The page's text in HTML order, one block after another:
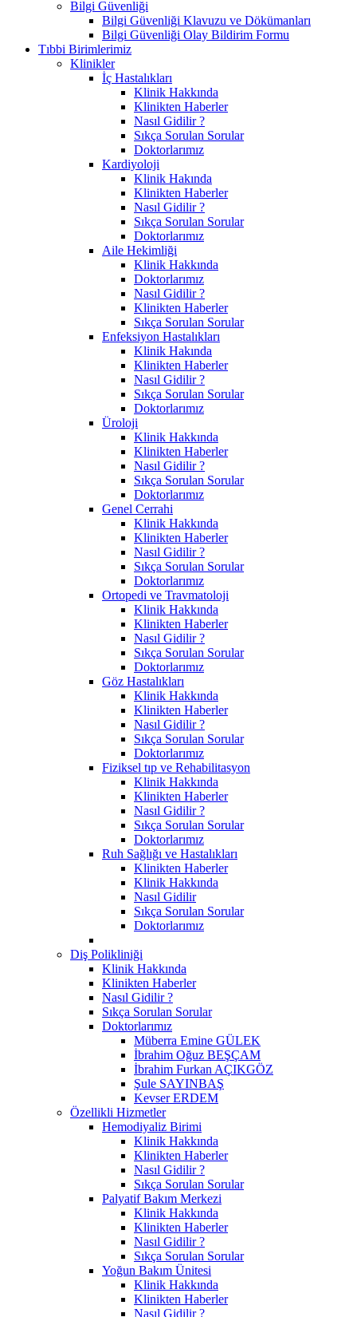
Bilgi Güvenliği
Bilgi Güvenliği Klavuzu ve Dökümanları
Bilgi Güvenliği Olay Bildirim Formu
Tıbbi Birimlerimiz
Klinikler
İç Hastalıkları
Klinik Hakkında
Klinikten Haberler
Nasıl Gidilir ?
Sıkça Sorulan Sorular
Doktorlarımız
Kardiyoloji
Klinik Hakında
Klinikten Haberler
Nasıl Gidilir ?
Sıkça Sorulan Sorular
Doktorlarımız
Aile Hekimliği
Klinik Hakkında
Doktorlarımız
Nasıl Gidilir ?
Klinikten Haberler
Sıkça Sorulan Sorular
Enfeksiyon Hastalıkları
Klinik Hakında
Klinikten Haberler
Nasıl Gidilir ?
Sıkça Sorulan Sorular
Doktorlarımız
Üroloji
Klinik Hakkında
Klinikten Haberler
Nasıl Gidilir ?
Sıkça Sorulan Sorular
Doktorlarımız
Genel Cerrahi
Klinik Hakkında
Klinikten Haberler
Nasıl Gidilir ?
Sıkça Sorulan Sorular
Doktorlarımız
Ortopedi ve Travmatoloji
Klinik Hakkında
Klinikten Haberler
Nasıl Gidilir ?
Sıkça Sorulan Sorular
Doktorlarımız
Göz Hastalıkları
Klinik Hakkında
Klinikten Haberler
Nasıl Gidilir ?
Sıkça Sorulan Sorular
Doktorlarımız
Fiziksel tıp ve Rehabilitasyon
Klinik Hakkında
Klinikten Haberler
Nasıl Gidilir ?
Sıkça Sorulan Sorular
Doktorlarımız
Ruh Sağlığı ve Hastalıkları
Klinikten Haberler
Klinik Hakkında
Nasıl Gidilir
Sıkça Sorulan Sorular
Doktorlarımız
Diş Polikliniği
Klinik Hakkında
Klinikten Haberler
Nasıl Gidilir ?
Sıkça Sorulan Sorular
Doktorlarımız
Müberra Emine GÜLEK
İbrahim Oğuz BEŞÇAM
İbrahim Furkan AÇIKGÖZ
Şule SAYINBAŞ
Kevser ERDEM
Özellikli Hizmetler
Hemodiyaliz Birimi
Klinik Hakkında
Klinikten Haberler
Nasıl Gidilir ?
Sıkça Sorulan Sorular
Palyatif Bakım Merkezi
Klinik Hakkında
Klinikten Haberler
Nasıl Gidilir ?
Sıkça Sorulan Sorular
Yoğun Bakım Ünitesi
Klinik Hakkında
Klinikten Haberler
Nasıl Gidilir ?